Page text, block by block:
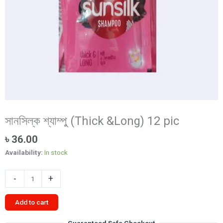
সানসিল্ক শ্যাম্পু (Thick &Long) 12 pic
৳ 36.00
Availability: In stock
-
শ্যাম্পু
(Thick
&Long)
+
Add to cart